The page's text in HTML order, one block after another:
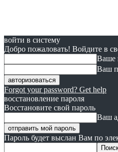
войти в систему
Добро пожаловать! Войдите в
Ваше
Ваш
Forgot your password? Get help
восстановление пароля
Восстановите свой пароль
Ваш
Пароль будет выслан Вам по